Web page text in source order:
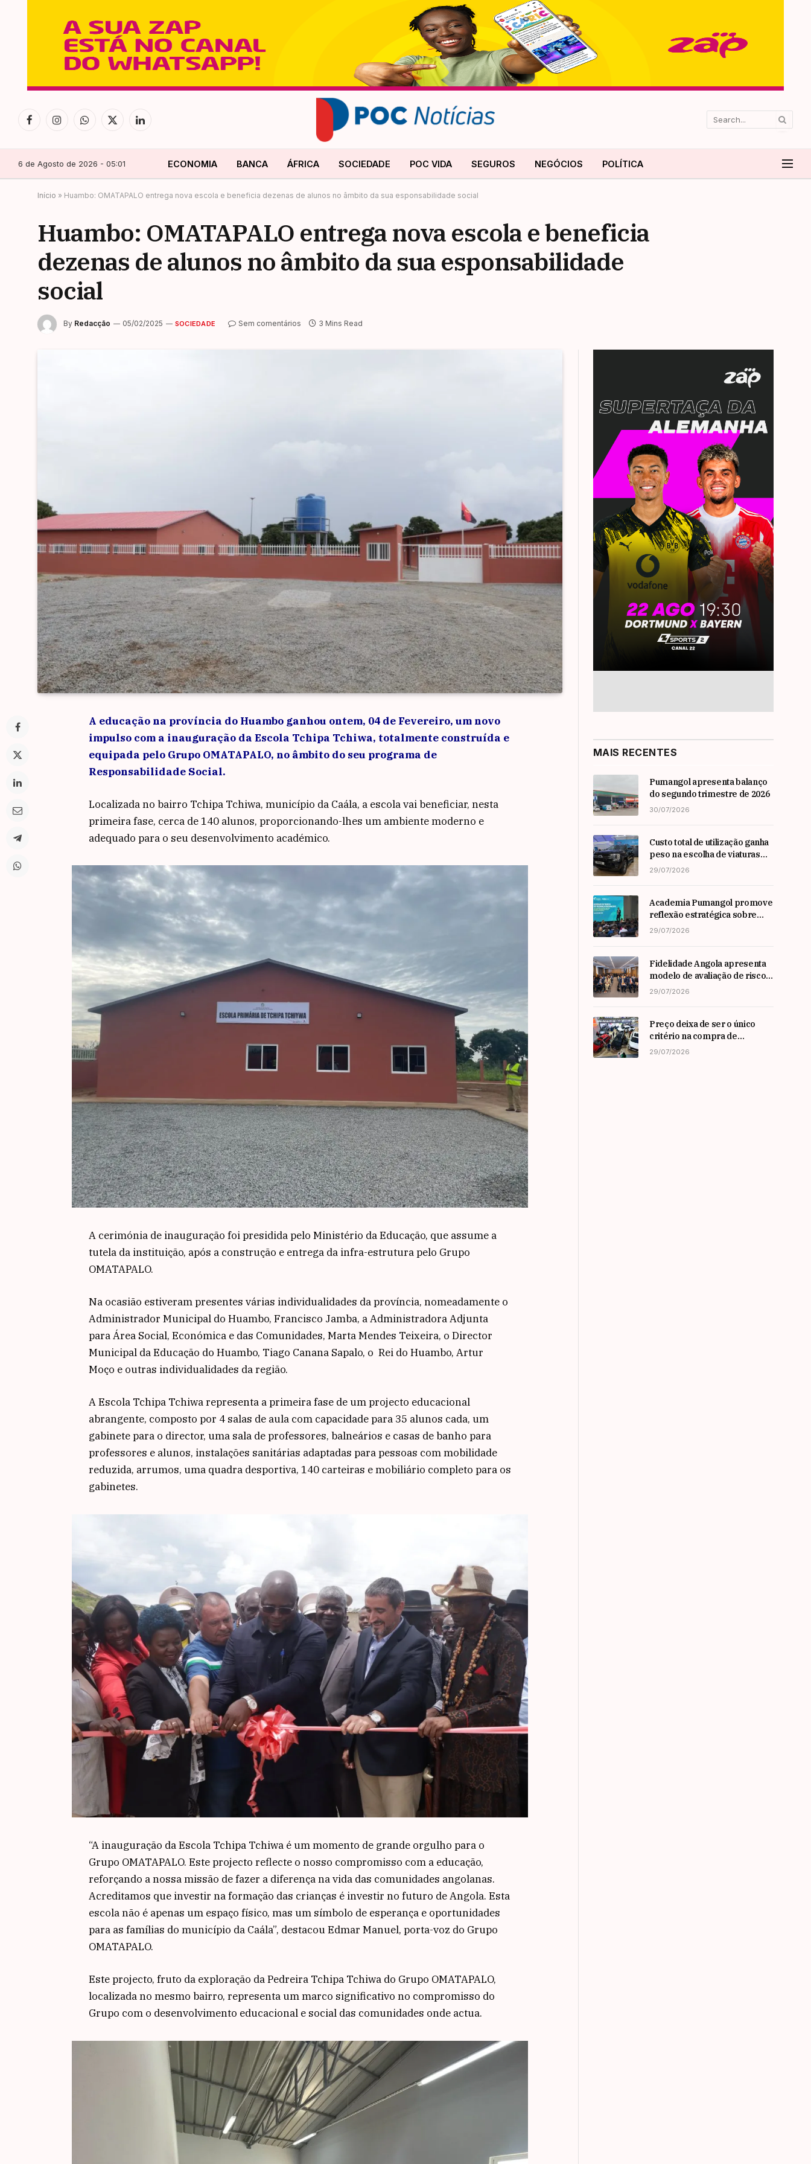
FacebookInstagramWhatsApp
X
LinkedIn
6 de Agosto de 2026 - 05:01 ECONOMIA BANCA ÁFRICA SOCIEDADE POC VIDA SEGUROS NEGÓCIOS POLÍTICA
Início » Huambo: OMATAPALO entrega nova escola e beneficia dezenas de alunos no âmbito da sua esponsabilidade social
Huambo: OMATAPALO entrega nova escola e beneficia
dezenas de alunos no âmbito da sua esponsabilidade
social
By Redacção 05/02/2025 SOCIEDADE Sem comentários 3 Mins Read
A educação na província do Huambo ganhou ontem, 04 de Fevereiro, um novo
impulso com a inauguração da Escola Tchipa Tchiwa, totalmente construída e
equipada pelo Grupo OMATAPALO, no âmbito do seu programa de
Responsabilidade Social.
Localizada no bairro Tchipa Tchiwa, município da Caála, a escola vai beneficiar, nesta
primeira fase, cerca de 140 alunos, proporcionando-lhes um ambiente moderno e
adequado para o seu desenvolvimento académico.
A cerimónia de inauguração foi presidida pelo Ministério da Educação, que assume a
tutela da instituição, após a construção e entrega da infra-estrutura pelo Grupo
OMATAPALO.
Na ocasião estiveram presentes várias individualidades da província, nomeadamente o
Administrador Municipal do Huambo, Francisco Jamba, a Administradora Adjunta
para Área Social, Económica e das Comunidades, Marta Mendes Teixeira, o ⁠Director
Municipal da Educação do Huambo, Tiago Canana Sapalo, o ⁠Rei do Huambo, Artur
Moço e outras individualidades da região.
A Escola Tchipa Tchiwa representa a primeira fase de um projecto educacional
abrangente, composto por 4 salas de aula com capacidade para 35 alunos cada, um
gabinete para o director, uma sala de professores, balneários e casas de banho para
professores e alunos, instalações sanitárias adaptadas para pessoas com mobilidade
reduzida, arrumos, uma quadra desportiva, 140 carteiras e mobiliário completo para os
gabinetes.
“A inauguração da Escola Tchipa Tchiwa é um momento de grande orgulho para o
Grupo OMATAPALO. Este projecto reflecte o nosso compromisso com a educação,
reforçando a nossa missão de fazer a diferença na vida das comunidades angolanas.
Acreditamos que investir na formação das crianças é investir no futuro de Angola. Esta
escola não é apenas um espaço físico, mas um símbolo de esperança e oportunidades
para as famílias do município da Caála”, destacou Edmar Manuel, porta-voz do Grupo
OMATAPALO.
Este projecto, fruto da exploração da Pedreira Tchipa Tchiwa do Grupo OMATAPALO,
localizada no mesmo bairro, representa um marco significativo no compromisso do
Grupo com o desenvolvimento educacional e social das comunidades onde actua.
MAIS RECENTES
Pumangol apresenta balanço
do segundo trimestre de 2026
30/07/2026
Custo total de utilização ganha
peso na escolha de viaturas
em angola
29/07/2026
Academia Pumangol promove
reflexão estratégica sobre
liderança e inovação com
29/07/2026
Fidelidade Angola apresenta
modelo de avaliação de risco
em Workshop da ARSEG
29/07/2026
Preço deixa de ser o único
critério na compra de
automóveis em angola
29/07/2026